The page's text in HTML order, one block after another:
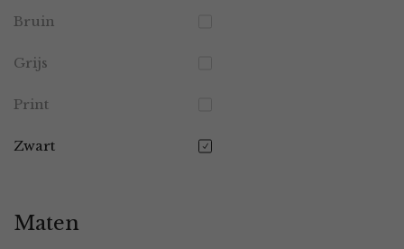
Bruin
Grijs
Print
Zwart
Maten